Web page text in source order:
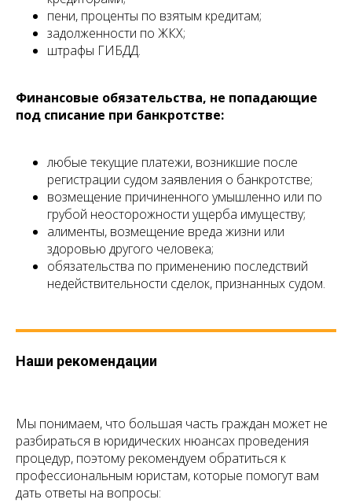
пени, проценты по взятым кредитам;
задолженности по ЖКХ;
штрафы ГИБДД.
Финансовые обязательства, не попадающие
под списание при банкротстве:
любые текущие платежи, возникшие после
регистрации судом заявления о банкротстве;
возмещение причиненного умышленно или по
грубой неосторожности ущерба имуществу;
алименты, возмещение вреда жизни или
здоровью другого человека;
обязательства по применению последствий
недействительности сделок, признанных судом.
Наши рекомендации
Мы понимаем, что большая часть граждан может не
разбираться в юридических нюансах проведения
процедур, поэтому рекомендуем обратиться к
профессиональным юристам, которые помогут вам
дать ответы на вопросы: